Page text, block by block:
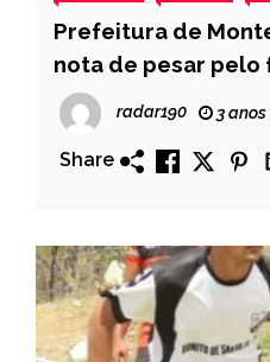
Prefeitura de
nota de pesar
Dona Isaura
radar190 3
Share